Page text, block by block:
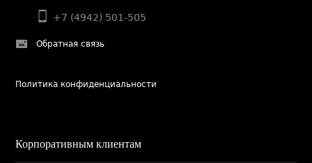
+7 (4942) 501-505
Обратная связь
Политика конфиденциальности
Корпоративным клиентам